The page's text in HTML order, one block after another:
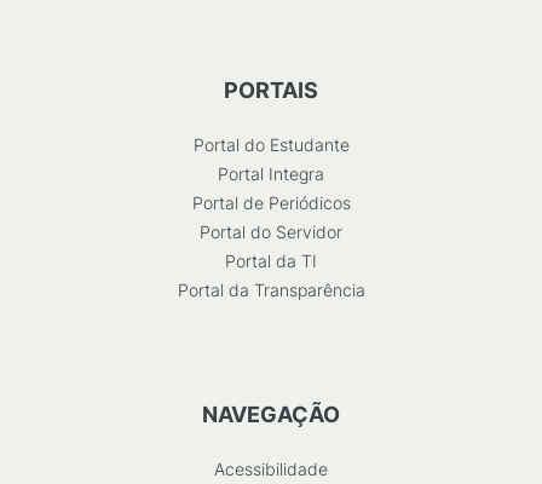
PORTAIS
Portal do Estudante
Portal Integra
Portal de Periódicos
Portal do Servidor
Portal da TI
Portal da Transparência
NAVEGAÇÃO
Acessibilidade